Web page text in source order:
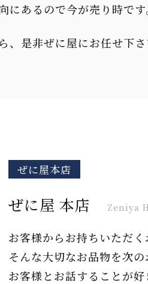
にあるので今が売り時です
是非ぜに屋にお任せ下さ
ぜに屋本店
ぜに屋 本店 Zeniya
お客様からお持ちいただ
そんな大切なお品物を次
お客様とお話することが